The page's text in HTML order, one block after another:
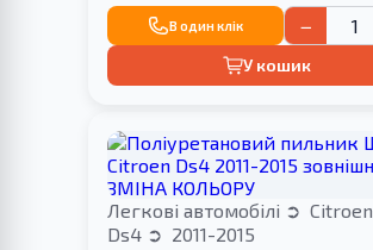
В один клік −
У кошик
Легкові автомобілі
Citroen
Ds4
2011-2015